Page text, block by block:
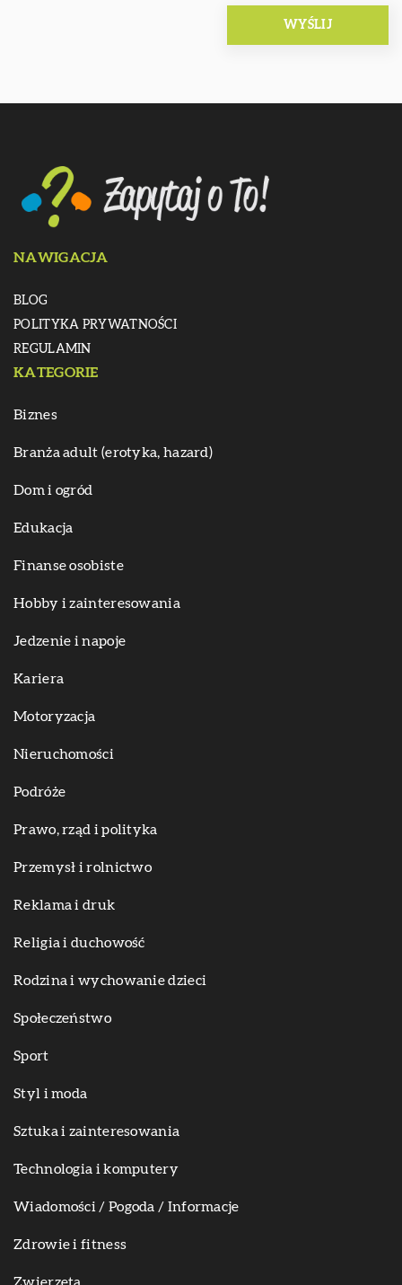
NAWIGACJA
BLOG
POLITYKA PRYWATNOŚCI
REGULAMIN
KATEGORIE
Biznes
Branża adult (erotyka, hazard)
Dom i ogród
Edukacja
Finanse osobiste
Hobby i zainteresowania
Jedzenie i napoje
Kariera
Motoryzacja
Nieruchomości
Podróże
Prawo, rząd i polityka
Przemysł i rolnictwo
Reklama i druk
Religia i duchowość
Rodzina i wychowanie dzieci
Społeczeństwo
Sport
Styl i moda
Sztuka i zainteresowania
Technologia i komputery
Wiadomości / Pogoda / Informacje
Zdrowie i fitness
Zwierzęta